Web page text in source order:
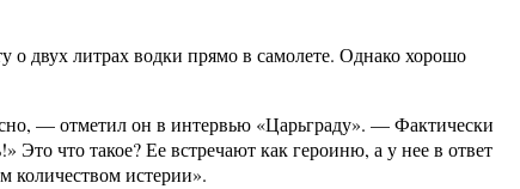
двух литрах водки прямо в самолете. Однако хорошо
— отметил он в интервью «Царьграду». — Фактически
что такое? Ее встречают как героиню, а у нее в ответ
истерии».